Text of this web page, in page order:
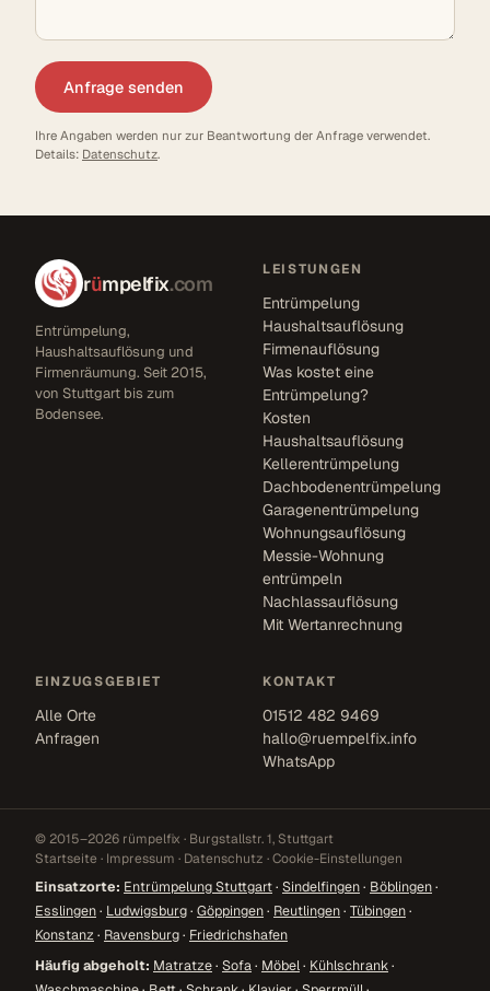
Anfrage senden
Ihre Angaben werden nur zur Beantwortung der Anfrage verwendet.
Details: Datenschutz.
rümpelfix.com
Entrümpelung,
Haushaltsauflösung und
Firmenräumung. Seit 2015,
von Stuttgart bis zum
Bodensee.
LEISTUNGEN
Entrümpelung
Haushaltsauflösung
Firmenauflösung
Was kostet eine
Entrümpelung?
Kosten
Haushaltsauflösung
Kellerentrümpelung
Dachbodenentrümpelung
Garagenentrümpelung
Wohnungsauflösung
Messie-Wohnung
entrümpeln
Nachlassauflösung
Mit Wertanrechnung
EINZUGSGEBIET
Alle Orte
Anfragen
KONTAKT
01512 482 9469
hallo@ruempelfix.info
WhatsApp
© 2015–2026 rümpelfix · Burgstallstr. 1, Stuttgart
Startseite · Impressum · Datenschutz ·Cookie-Einstellungen
Einsatzorte: Entrümpelung Stuttgart· Sindelfingen· Böblingen·
Esslingen· Ludwigsburg· Göppingen· Reutlingen· Tübingen·
Konstanz· Ravensburg· Friedrichshafen
Häufig abgeholt: Matratze· Sofa· Möbel· Kühlschrank·